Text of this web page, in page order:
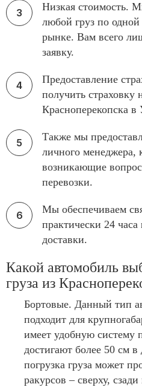
Низкая стоимость.
любой груз по
рынке. Вам всего
заявку.
Предоставление
получить страховку
Красноперекопска в
Также мы
личного менеджера,
возникающие
перевозки.
Мы обеспечиваем
практически 24
доставки.
Какой автомобиль
груза из
Бортовые. Данный тип
подходит для
имеет удобную систему
достигают более 50 см в
погрузка груза может
ракурсов – сверху, сзади